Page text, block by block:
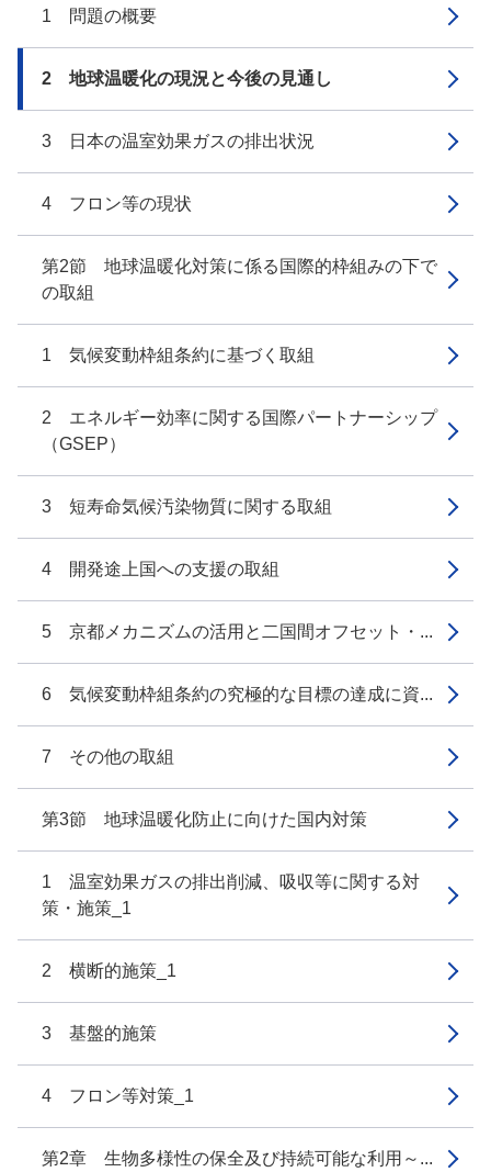
1 問題の概要
2 地球温暖化の現況と今後の見通し
3 日本の温室効果ガスの排出状況
4 フロン等の現状
第2節 地球温暖化対策に係る国際的枠組みの下で
の取組
1 気候変動枠組条約に基づく取組
2 エネルギー効率に関する国際パートナーシップ
（GSEP）
3 短寿命気候汚染物質に関する取組
4 開発途上国への支援の取組
5 京都メカニズムの活用と二国間オフセット・...
6 気候変動枠組条約の究極的な目標の達成に資...
7 その他の取組
第3節 地球温暖化防止に向けた国内対策
1 温室効果ガスの排出削減、吸収等に関する対
策・施策_1
2 横断的施策_1
3 基盤的施策
4 フロン等対策_1
第2章 生物多様性の保全及び持続可能な利用～...